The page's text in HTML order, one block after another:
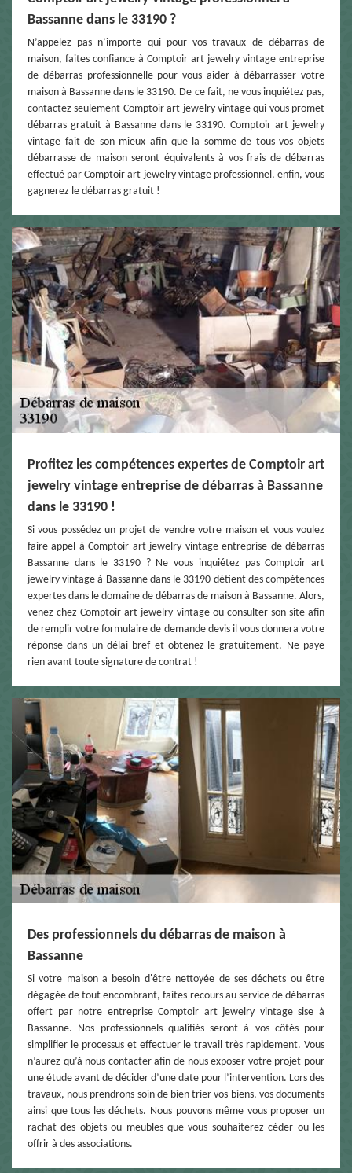
Bassanne dans le 33190 ?
N’appelez pas n’importe qui pour vos travaux de débarras de
maison, faites confiance à Comptoir art jewelry vintage entreprise
de débarras professionnelle pour vous aider à débarrasser votre
maison à Bassanne dans le 33190. De ce fait, ne vous inquiétez pas,
contactez seulement Comptoir art jewelry vintage qui vous promet
débarras gratuit à Bassanne dans le 33190. Comptoir art jewelry
vintage fait de son mieux afin que la somme de tous vos objets
débarrasse de maison seront équivalents à vos frais de débarras
effectué par Comptoir art jewelry vintage professionnel, enfin, vous
gagnerez le débarras gratuit !
Profitez les compétences expertes de Comptoir art
jewelry vintage entreprise de débarras à Bassanne
dans le 33190 !
Si vous possédez un projet de vendre votre maison et vous voulez
faire appel à Comptoir art jewelry vintage entreprise de débarras
Bassanne dans le 33190 ? Ne vous inquiétez pas Comptoir art
jewelry vintage à Bassanne dans le 33190 détient des compétences
expertes dans le domaine de débarras de maison à Bassanne. Alors,
venez chez Comptoir art jewelry vintage ou consulter son site afin
de remplir votre formulaire de demande devis il vous donnera votre
réponse dans un délai bref et obtenez-le gratuitement. Ne paye
rien avant toute signature de contrat !
Des professionnels du débarras de maison à
Bassanne
Si votre maison a besoin d'être nettoyée de ses déchets ou être
dégagée de tout encombrant, faites recours au service de débarras
offert par notre entreprise Comptoir art jewelry vintage sise à
Bassanne. Nos professionnels qualifiés seront à vos côtés pour
simplifier le processus et effectuer le travail très rapidement. Vous
n’aurez qu’à nous contacter afin de nous exposer votre projet pour
une étude avant de décider d’une date pour l’intervention. Lors des
travaux, nous prendrons soin de bien trier vos biens, vos documents
ainsi que tous les déchets. Nous pouvons même vous proposer un
rachat des objets ou meubles que vous souhaiterez céder ou les
offrir à des associations.